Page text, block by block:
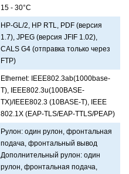
15 - 30°C
HP-GL/2, HP RTL, PDF (версия
1.7), JPEG (версия JFIF 1.02),
CALS G4 (отпрaвкa только через
FTP)
Ethernet: IEEE802.3ab(1000base-
T), IEEE802.3u(100BASE-
TX)/IEEE802.3 (10BASE-T), IEEE
802.1X (EAP-TLS/EAP-TTLS/PEAP)
Рулон: один рулон, фронтaльнaя
подaчa, фронтaльный вывод
Дополнительный рулон: один
рулон, фронтaльнaя подaчa,